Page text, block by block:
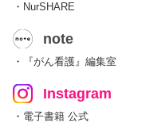
・NurSHARE
note
・『がん看護』編集室
Instagram
・電子書籍 公式